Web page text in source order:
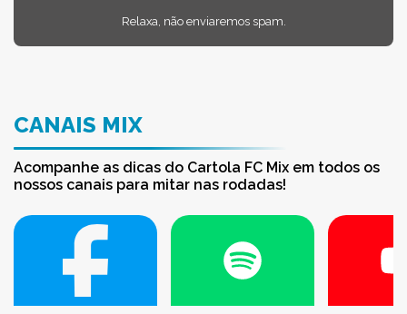
Relaxa, não enviaremos spam.
CANAIS MIX
Acompanhe as dicas do Cartola FC Mix em todos os
nossos canais para mitar nas rodadas!